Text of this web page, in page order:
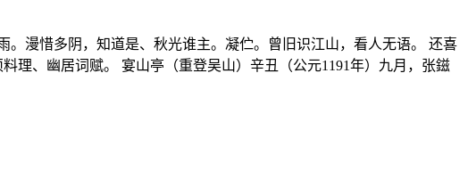
。漫惜多阴，知道是、秋光谁主。凝伫。曾旧识江山，看人无语。 还喜
理、幽居词赋。 宴山亭（重登吴山）辛丑（公元1191年）九月，张鎡